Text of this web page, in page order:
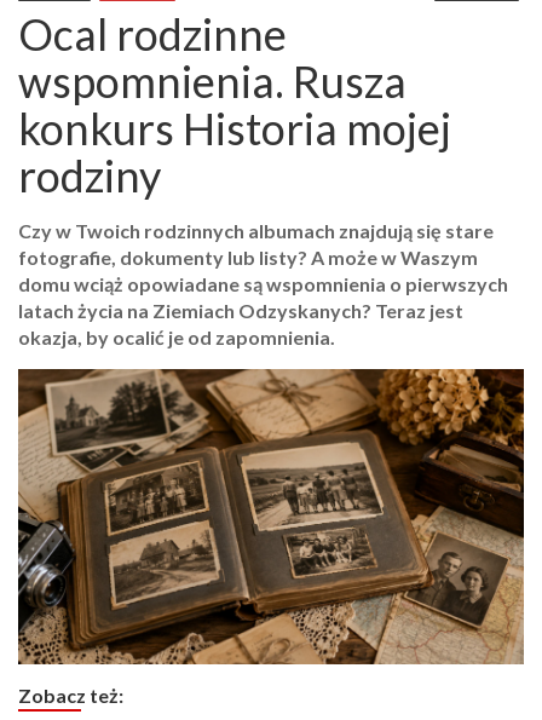
Ocal rodzinne
wspomnienia. Rusza
konkurs Historia mojej
rodziny
Czy w Twoich rodzinnych albumach znajdują się stare
fotografie, dokumenty lub listy? A może w Waszym
domu wciąż opowiadane są wspomnienia o pierwszych
latach życia na Ziemiach Odzyskanych? Teraz jest
okazja, by ocalić je od zapomnienia.
Zobacz też: